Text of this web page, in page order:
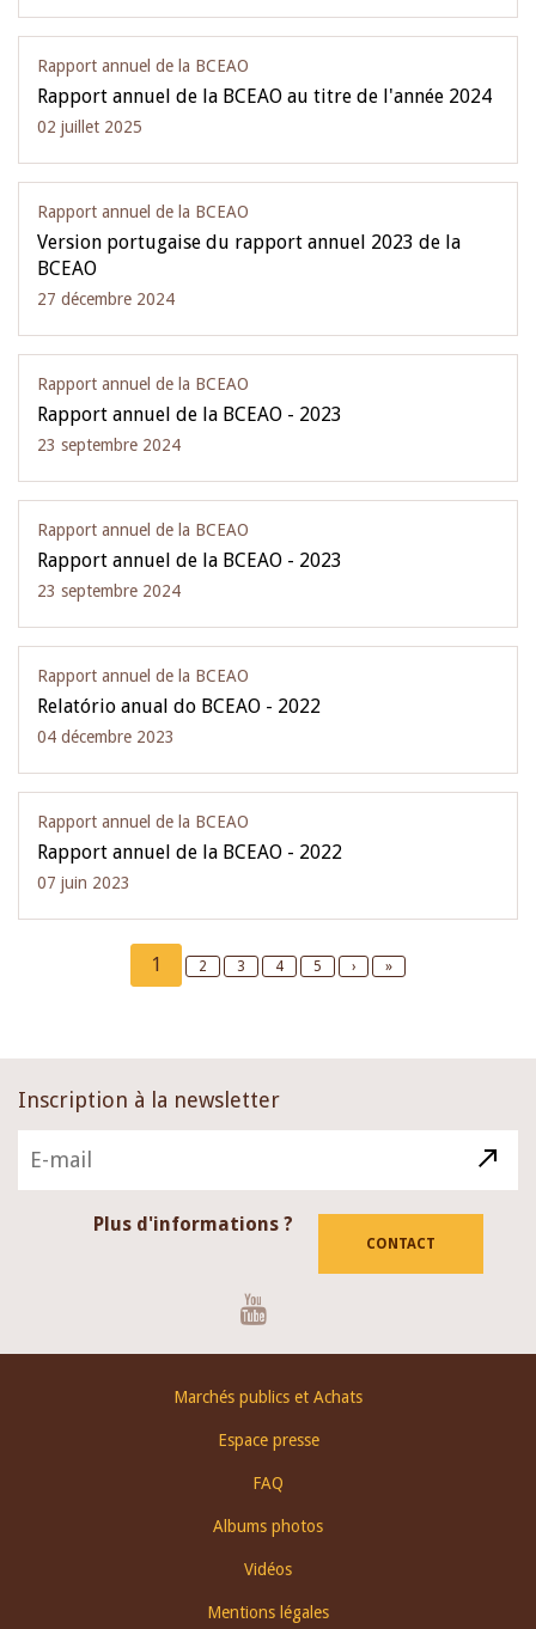
Rapport annuel de la BCEAO
Rapport annuel de la BCEAO au titre de l'année 2024
02 juillet 2025
Rapport annuel de la BCEAO
Version portugaise du rapport annuel 2023 de la
BCEAO
27 décembre 2024
Rapport annuel de la BCEAO
Rapport annuel de la BCEAO - 2023
23 septembre 2024
Rapport annuel de la BCEAO
Rapport annuel de la BCEAO - 2023
23 septembre 2024
Rapport annuel de la BCEAO
Relatório anual do BCEAO - 2022
04 décembre 2023
Rapport annuel de la BCEAO
Rapport annuel de la BCEAO - 2022
07 juin 2023
Current
page
1 Page
2 Page
3 Page
4 Page
5
Next
›
Last
»
Inscription à la newsletter
Plus d'informations ?
CONTACT
Marchés publics et Achats
Espace presse
FAQ
Albums photos
Vidéos
Mentions légales